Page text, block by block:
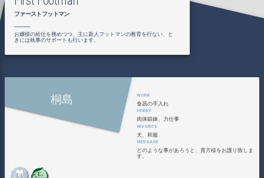
ファーストフットマン
お嬢様の給仕を務めつつ、主に新人フットマンの教育を行ない、と
きには執事のサポートも行います。
桐島 食器の手入れ
肉体鍛錬、力仕事
犬、和服
どのような事があろうと、貴方様をお護り致しま
す。